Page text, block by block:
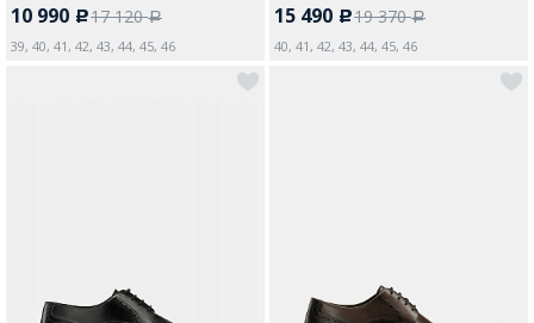
Да, все верно Изменить город
10 990 c17 120a
39, 40, 41, 42, 43, 44, 45, 46
15 490 c19 370a
40, 41, 42, 43, 44, 45, 46